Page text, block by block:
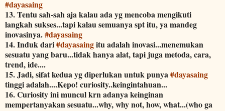
#dayasaing
13. Tentu sah-sah aja kalau ada yg mencoba mengikuti
langkah sukses...tapi kalau semuanya spt itu, ya mandeg
inovasinya.#dayasaing
14. Induk dari#dayasaingitu adalah inovasi...menemukan
sesuatu yang baru...tidak hanya alat, tapi juga metoda, cara,
trend, ide....
15. Jadi, sifat kedua yg diperlukan untuk punya#dayasaing
tinggi adalah....Kepo! curiosity..keingintahuan...
16. Curiosity ini muncul krn adanya keinginan
mempertanyakan sesuatu...why, why not, how, what...(who ga